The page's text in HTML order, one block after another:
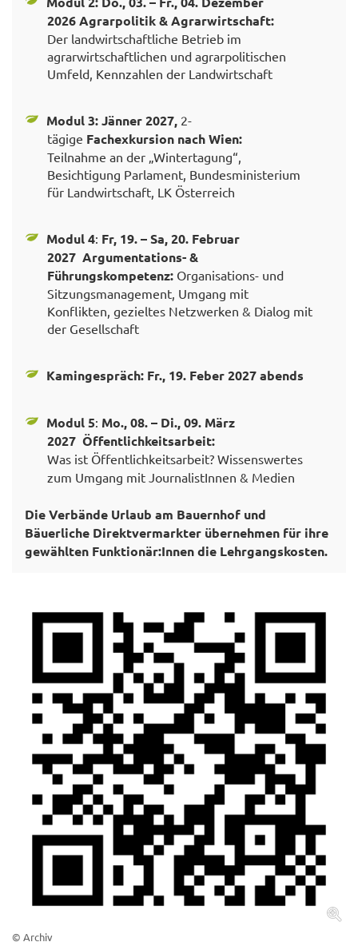
2026Agrarpolitik & Agrarwirtschaft:
Der landwirtschaftliche Betrieb im
agrarwirtschaftlichen und agrarpolitischen
Umfeld, Kennzahlen der Landwirtschaft
Modul3:Jänner 2027, 2-
tägige Fachexkursion nach Wien:
Teilnahme an der „Wintertagung“,
Besichtigung Parlament, Bundesministerium
für Landwirtschaft, LK Österreich
Modul4: Fr, 19. – Sa, 20. Februar
2027 Argumentations- &
Führungskompetenz: Organisations- und
Sitzungsmanagement, Umgang mit
Konflikten, gezieltes Netzwerken & Dialog mit
der Gesellschaft
Kamingespräch: Fr., 19. Feber 2027 abends
Modul 5: Mo., 08. – Di., 09. März
2027 Öffentlichkeitsarbeit:
Was ist Öffentlichkeitsarbeit? Wissenswertes
zum Umgang mit JournalistInnen & Medien
Die Verbände Urlaub am Bauernhof und
Bäuerliche Direktvermarkter übernehmen für ihre
gewählten Funktionär:Innen die Lehrgangskosten.
© Archiv